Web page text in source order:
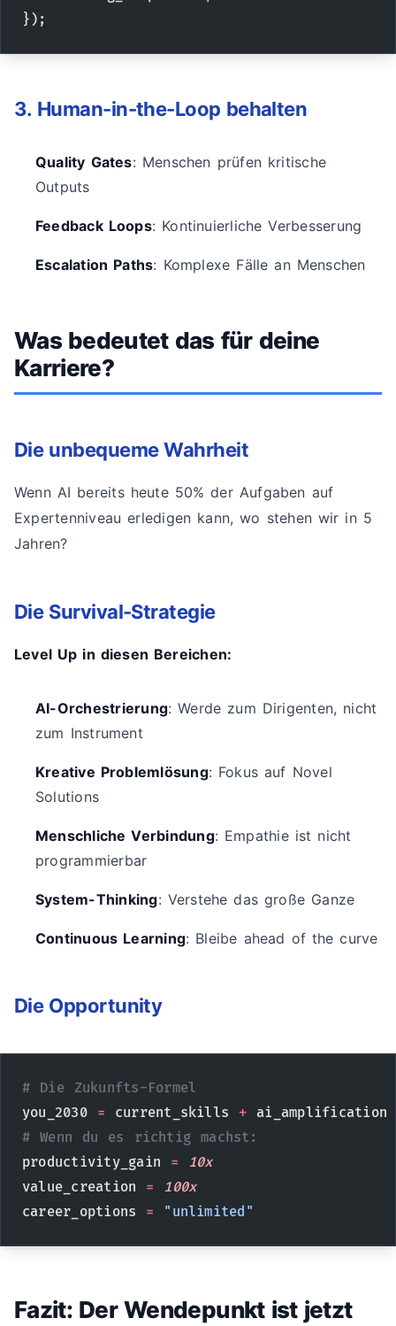
});
3. Human-in-the-Loop behalten
Quality Gates: Menschen prüfen kritische
Outputs
Feedback Loops: Kontinuierliche Verbesserung
Escalation Paths: Komplexe Fälle an Menschen
Was bedeutet das für deine
Karriere?
Die unbequeme Wahrheit
Wenn AI bereits heute 50% der Aufgaben auf
Expertenniveau erledigen kann, wo stehen wir in 5
Jahren?
Die Survival-Strategie
Level Up in diesen Bereichen:
AI-Orchestrierung: Werde zum Dirigenten, nicht
zum Instrument
Kreative Problemlösung: Fokus auf Novel
Solutions
Menschliche Verbindung: Empathie ist nicht
programmierbar
System-Thinking: Verstehe das große Ganze
Continuous Learning: Bleibe ahead of the curve
Die Opportunity
# Die Zukunfts-Formel
you_2030 = current_skills + ai_amplification
# Wenn du es richtig machst:
productivity_gain = 10x
value_creation = 100x
career_options = "unlimited"
Fazit: Der Wendepunkt ist jetzt